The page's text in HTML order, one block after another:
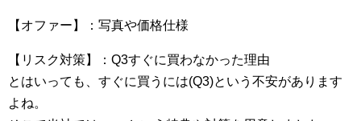
【オファー】：写真や価格仕様
【リスク対策】：Q3すぐに買わなかった理由
とはいっても、すぐに買うには(Q3)という不安があります
よね。